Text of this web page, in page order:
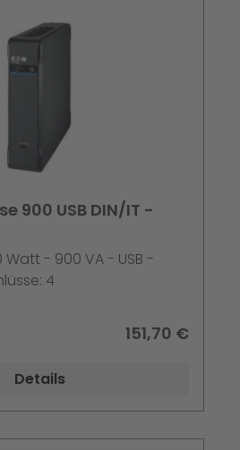
900 USB DIN/IT -
- 900 VA - USB -
4
151,70 €
Details